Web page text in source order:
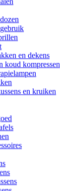
en dekens
koud kompressen
en kruiken